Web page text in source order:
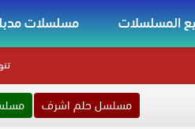
المسلسلات مسلسلات
مسلسل حلم اشرف